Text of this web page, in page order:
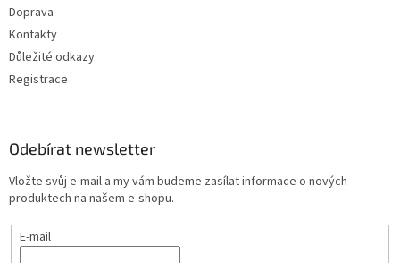
Doprava
Kontakty
Důležité odkazy
Registrace
Odebírat newsletter
Vložte svůj e-mail a my vám budeme zasílat informace o nových
produktech na našem e-shopu.
E-mail